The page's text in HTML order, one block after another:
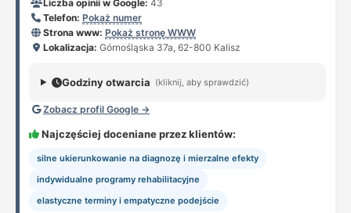
Liczba opinii w Google: 43
Telefon: Pokaż numer
Strona www: Pokaż stronę WWW
Lokalizacja: Górnośląska 37a, 62-800 Kalisz
Godziny otwarcia (kliknij, aby sprawdzić)
Zobacz profil Google →
Najczęściej doceniane przez klientów:
silne ukierunkowanie na diagnozę i mierzalne efekty
indywidualne programy rehabilitacyjne
elastyczne terminy i empatyczne podejście